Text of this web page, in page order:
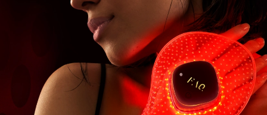
Мои приборы
Мои заказы
Мои адреса
Мои подписки
FAQ™ Pure Beauty-Tech Elixir
issa™ Teeth Whitening Set
Deutsch
Español
Italiano
Português
Svenska
Русский
Türkçe
简体中文 繁體中文